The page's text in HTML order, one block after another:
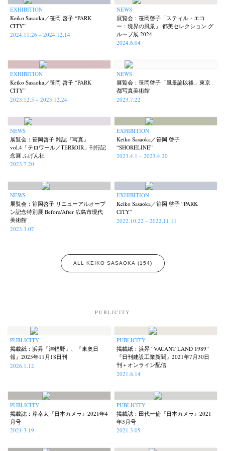
News Exhibition Members Workshop Documents Contact About Shop
Bookstores
(7) Kazumichi Hashimoto
Kazuyuki Kawaguchi (42) Keiko Sasaoka (267) Keizo Kitajima
photographers' gallery File (16) photographers’ gallery press
Postwar and Shōwa-Era (2) Publication (42) Remembrance (43)
Renchan Rintaro Kameoka
Special Exhibitions Takuro Yoneda (44) Tomonori Ryu (15)
Untitled Records Yu Shinoda (7) Yuki Kasama
EXHIBITION
Keiko Sasaoka／笹岡 啓子 “PARK
CITY”
2024.11.26 – 2024.12.14
NEWS
展覧会：笹岡啓子「スティル・エコ
ー：境界の風景」 都美セレクション グ
ループ展 2024
2024.6.04
EXHIBITION
Keiko Sasaoka／笹岡 啓子 “PARK
CITY”
2023.12.5 – 2023.12.24
NEWS
展覧会：笹岡啓子「風景論以後」東京
都写真美術館
2023.7.22
NEWS
展覧会：笹岡啓子 雑誌『写真』
vol.4「テロワール／TERROIR」刊行記
念展 ふげん社
2023.7.20
EXHIBITION
Keiko Sasaoka／笹岡 啓子
“SHORELINE”
2023.4.1 – 2023.4.20
NEWS
展覧会：笹岡啓子 リニューアルオープ
ン記念特別展 Before/After 広島市現代
美術館
2023.3.07
EXHIBITION
Keiko Sasaoka／笹岡 啓子 “PARK
CITY”
2022.10.22 – 2022.11.11
ALL KEIKO SASAOKA (154)
PUBLICITY
PUBLICITY
掲載紙：浜昇『津軽野』、『東奥日
報』2025年11月18日刊
2026.1.12
PUBLICITY
掲載紙：浜昇 “VACANT LAND 1989”
『日刊建設工業新聞』2021年7月30日
刊＋オンライン配信
2021.8.14
PUBLICITY
掲載誌：岸幸太『日本カメラ』2021年4
月号
2021.3.19
PUBLICITY
掲載誌：田代一倫『日本カメラ』2021
年3月号
2021.3.05